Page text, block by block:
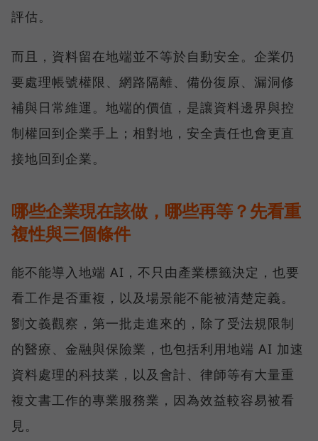
評估。
而且，資料留在地端並不等於自動安全。企業仍
要處理帳號權限、網路隔離、備份復原、漏洞修
補與日常維運。地端的價值，是讓資料邊界與控
制權回到企業手上；相對地，安全責任也會更直
接地回到企業。
哪些企業現在該做，哪些再等？先看重
複性與三個條件
能不能導入地端 AI，不只由產業標籤決定，也要
看工作是否重複，以及場景能不能被清楚定義。
劉文義觀察，第一批走進來的，除了受法規限制
的醫療、金融與保險業，也包括利用地端 AI 加速
資料處理的科技業，以及會計、律師等有大量重
複文書工作的專業服務業，因為效益較容易被看
見。